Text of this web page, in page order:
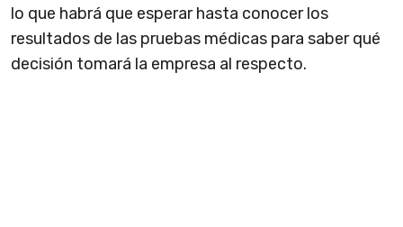
lo que habrá que esperar hasta conocer los
resultados de las pruebas médicas para saber qué
decisión tomará la empresa al respecto.